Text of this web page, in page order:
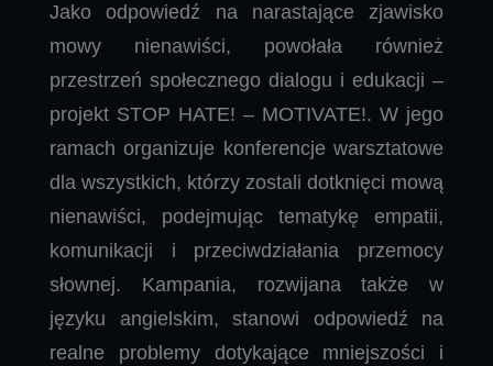
Jako odpowiedź na narastające zjawisko
mowy nienawiści, powołała również
przestrzeń społecznego dialogu i edukacji –
projekt STOP HATE! – MOTIVATE!. W jego
ramach organizuje konferencje warsztatowe
dla wszystkich, którzy zostali dotknięci mową
nienawiści, podejmując tematykę empatii,
komunikacji i przeciwdziałania przemocy
słownej. Kampania, rozwijana także w
języku angielskim, stanowi odpowiedź na
realne problemy dotykające mniejszości i